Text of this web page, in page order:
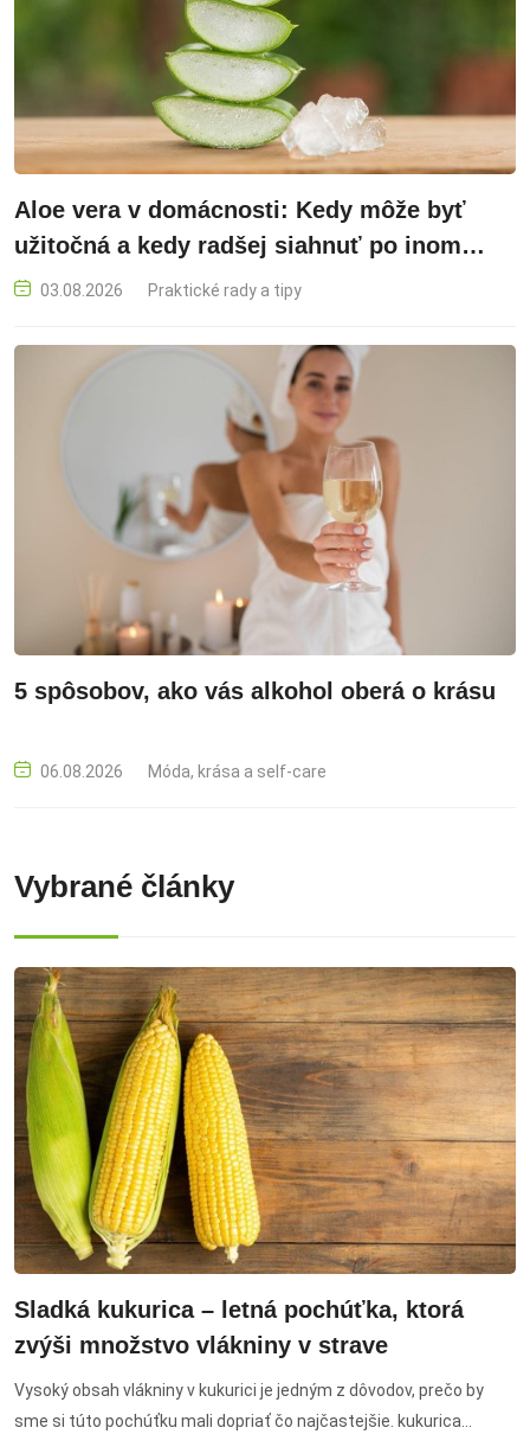
Aloe vera v domácnosti: Kedy môže byť
užitočná a kedy radšej siahnuť po inom
riešení
03.08.2026 Praktické rady a tipy
5 spôsobov, ako vás alkohol oberá o krásu
06.08.2026 Móda, krása a self-care
Vybrané články
Sladká kukurica – letná pochúťka, ktorá
zvýši množstvo vlákniny v strave
Vysoký obsah vlákniny v kukurici je jedným z dôvodov, prečo by
sme si túto pochúťku mali dopriať čo najčastejšie. kukurica